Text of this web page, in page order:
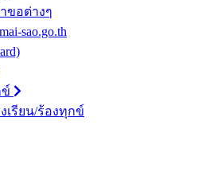
ขอต่างๆ
sao.go.th
ข์
เรียน/ร้องทุกข์